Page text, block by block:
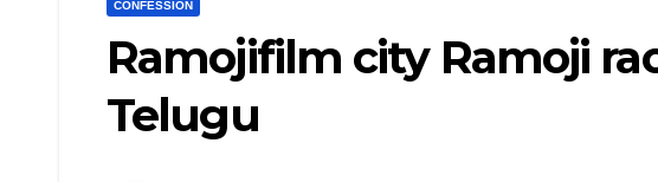
CONFESSION
Ramojifilm city Ramoji
Telugu